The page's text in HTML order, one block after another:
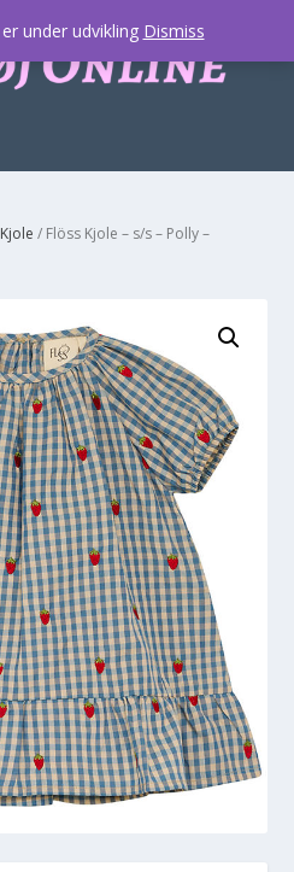
/ Flöss Kjole – s/s – Polly –
under udvikling Dismiss